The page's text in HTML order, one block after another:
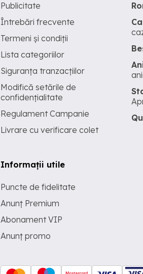
Publicitate
Întrebări frecvente
Termeni și condiții
Lista categoriilor
Siguranța tranzacțiilor
Modifică setările de
confidențialitate
Regulament Campanie
Livrare cu verificare colet
Informații utile
Puncte de fidelitate
Anunț Premium
Abonament VIP
Anunț promo